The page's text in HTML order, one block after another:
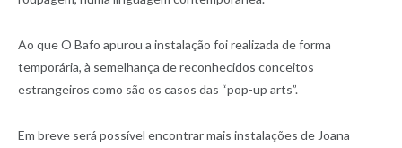
Ao que O Bafo apurou a instalação foi realizada de forma
temporária, à semelhança de reconhecidos conceitos
estrangeiros como são os casos das “pop-up arts”.
Em breve será possível encontrar mais instalações de Joana